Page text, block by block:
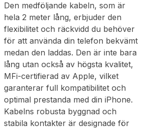
Den medföljande kabeln, som är
hela 2 meter lång, erbjuder den
flexibilitet och räckvidd du behöver
för att använda din telefon bekvämt
medan den laddas. Den är inte bara
lång utan också av högsta kvalitet,
MFi-certifierad av Apple, vilket
garanterar full kompatibilitet och
optimal prestanda med din iPhone.
Kabelns robusta byggnad och
stabila kontakter är designade för